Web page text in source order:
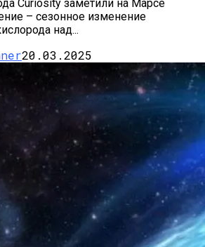
Curiosity заметили на Марсе
– сезонное изменение
над...
20.03.2025